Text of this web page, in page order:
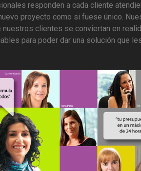
responden a cada cliente
proyecto como si fuese único.
clientes se conviertan en
para poder dar una solución que